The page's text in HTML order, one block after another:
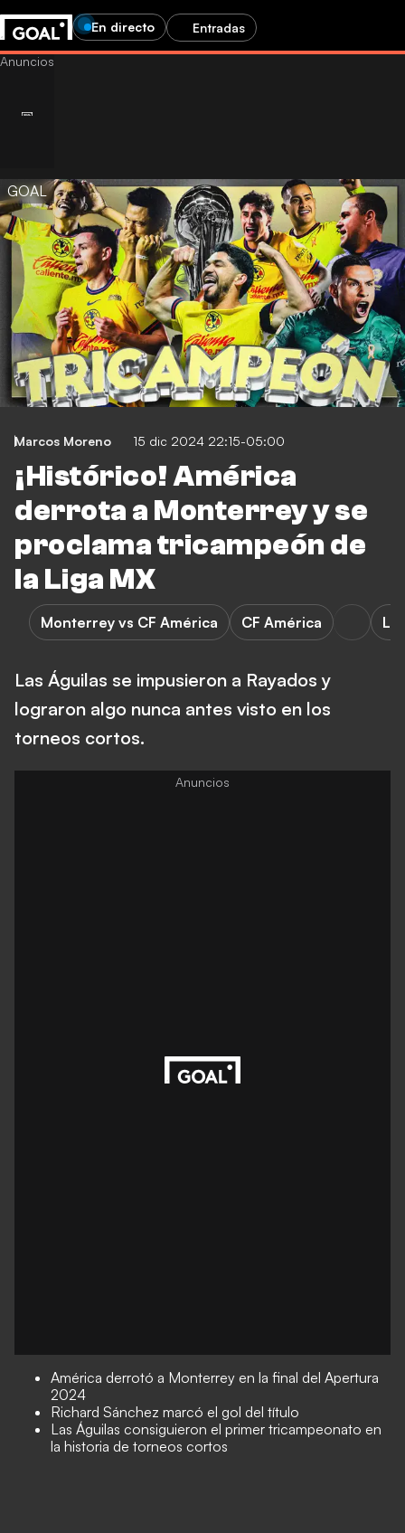
En directo Entradas
GOAL
Marcos Moreno 15 dic 2024 22:15-05:00
¡Histórico! América
derrota a Monterrey y se
proclama tricampeón de
la Liga MX
Monterrey vs CF América CF América
Las Águilas se impusieron a Rayados y
lograron algo nunca antes visto en los
torneos cortos.
América derrotó a Monterrey en la final del Apertura
2024
Richard Sánchez marcó el gol del título
Las Águilas consiguieron el primer tricampeonato en
la historia de torneos cortos